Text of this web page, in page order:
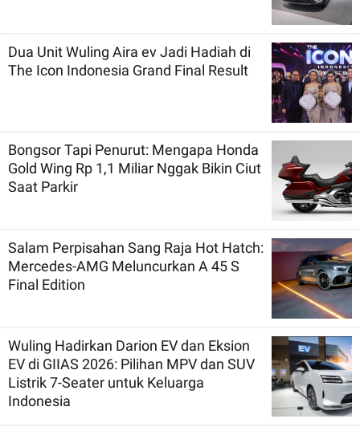
Dua Unit Wuling Aira ev Jadi Hadiah di
The Icon Indonesia Grand Final Result
Bongsor Tapi Penurut: Mengapa Honda
Gold Wing Rp 1,1 Miliar Nggak Bikin Ciut
Saat Parkir
Salam Perpisahan Sang Raja Hot Hatch:
Mercedes-AMG Meluncurkan A 45 S
Final Edition
Wuling Hadirkan Darion EV dan Eksion
EV di GIIAS 2026: Pilihan MPV dan SUV
Listrik 7-Seater untuk Keluarga
Indonesia